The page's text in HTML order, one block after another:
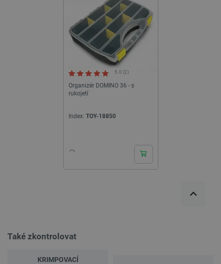
Organizér DOMINO 36 - s
rukojetí
5.0 (2)
Index: TOY-18850
Také zkontrolovat
KRIMPOVACÍ